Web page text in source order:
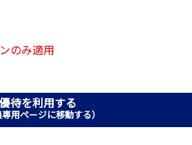
のみ適用
優待を利用する
専用ページに移動する）